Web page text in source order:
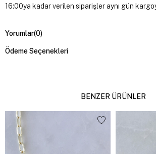
16:00ya kadar verilen siparişler aynı gün
Yorumlar(0)
Ödeme Seçenekleri
BENZER ÜRÜNLER